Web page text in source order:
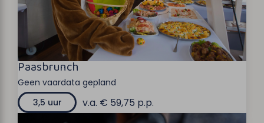
Paasbrunch
Geen vaardata gepland
3,5 uur
v.a. € 59,75 p.p.